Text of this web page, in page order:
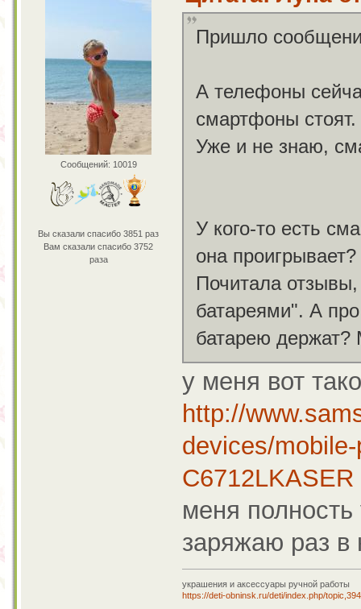
Сообщений: 10019
Вы сказали спасибо 3851 раз
Вам сказали спасибо 3752
раза
Пришло
А телефоны
смартфоны стоят.
Уже и не знаю,
У кого-то есть
она проигрывает?
Почитала
батареями". А
батарею держат?
у меня вот
http://
devices/
C6712LKASER
меня полность
заряжаю раз в
украшения и аксессуары ручной работы
https://deti-obninsk.ru/deti/index.php/